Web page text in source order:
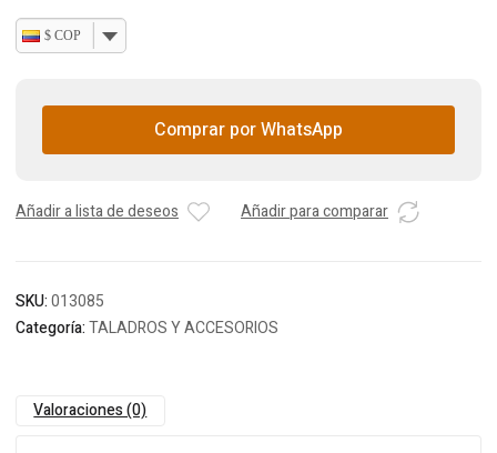
$ COP
Comprar por WhatsApp
Añadir a lista de deseos Añadir para comparar
SKU:013085
Categoría:TALADROS Y ACCESORIOS
Valoraciones (0)